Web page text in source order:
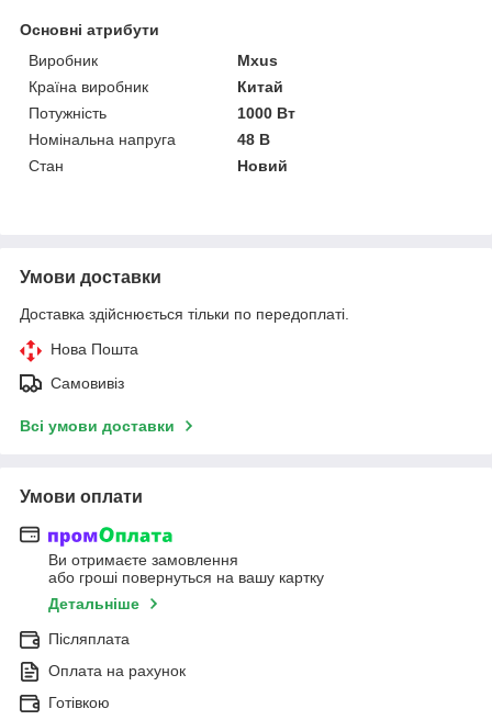
Основні атрибути
Виробник
Mxus
Країна виробник
Китай
Потужність
1000 Вт
Номінальна напруга
48 В
Стан
Новий
Умови доставки
Доставка здійснюється тільки по передоплаті.
Нова Пошта
Самовивіз
Всі умови доставки
Умови оплати
Ви отримаєте замовлення
або гроші повернуться на вашу картку
Детальніше
Післяплата
Оплата на рахунок
Готівкою